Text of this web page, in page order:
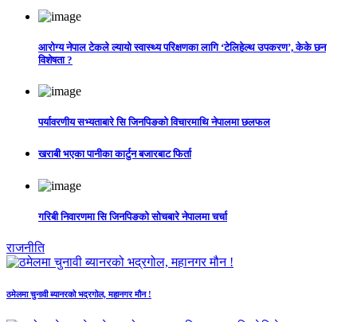
आरोग्य नेपाल टेकले ल्यायो स्वास्थ्य परिक्षणका लागि ‘टेलिहेल्थ उपकरण’, केके छन
विशेषता ?
पर्यावरणीय सभ्यताबारे सि जिनपिङको विचारमाथि नेपालमा छलफल
खराबी भएका पानीका कार्टुन बजारबाट फिर्ता
गरिबी निवारणमा सि जिनपिङको सोचबारे नेपालमा चर्चा
राजनीति
ठमेलमा चुनावी ब्यानरको भद्रगोल, महानगर मौन !